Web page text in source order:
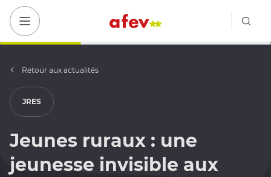
Bouton menu mobile
Retour aux actualités
JRES
Jeunes ruraux : une
jeunesse invisible aux